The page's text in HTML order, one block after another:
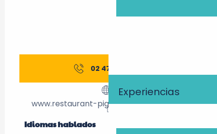
Experiencias
02 47 50 67
www.restaurant-pigeonnierfombeche.fr
Idiomas hablados
Idiomas hablados